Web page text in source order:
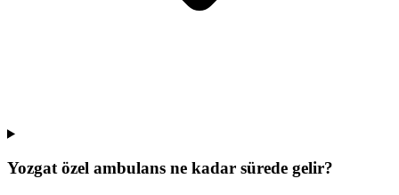
Yozgat özel ambulans ne kadar sürede gelir?